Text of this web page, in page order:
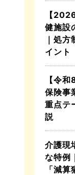
【
健施設
｜処
イント
【令
保険事
重点テ
説
介護現
な特例
「減